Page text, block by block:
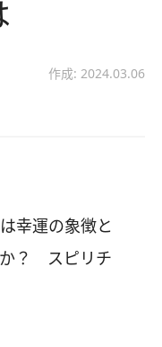
作成: 2024.03.06
幸運の象徴と
か？ スピリチ